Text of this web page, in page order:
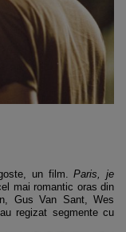
un film.Paris, je
mai romantic oras din
Gus Van Sant, Wes
regizat segmente cu